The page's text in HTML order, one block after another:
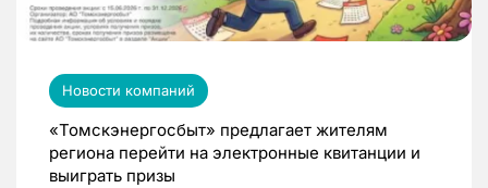
Новости компаний
«Томскэнергосбыт» предлагает жителям
региона перейти на электронные квитанции и
выиграть призы